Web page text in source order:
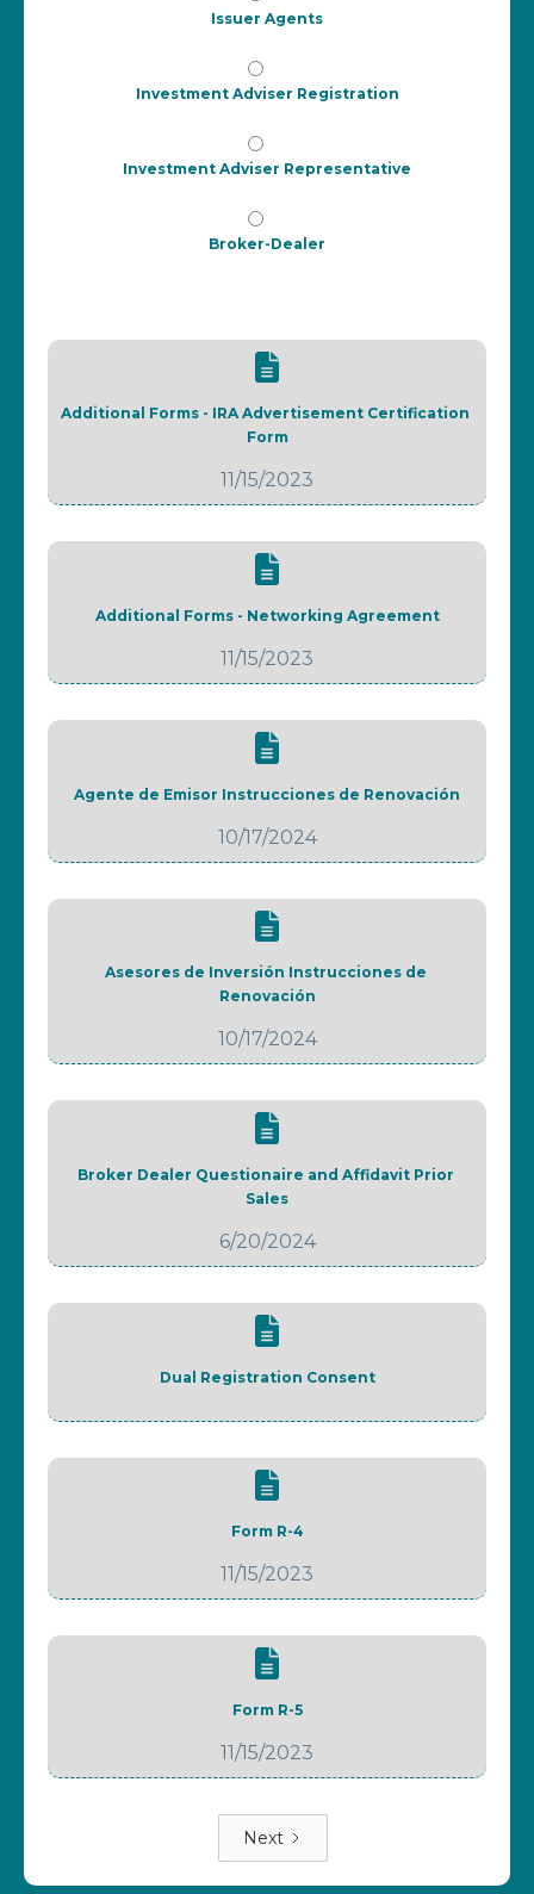
Issuer Agents
Investment Adviser Registration
Investment Adviser Representative
Broker-Dealer
Additional Forms - IRA Advertisement Certification
Form
11/15/2023
Additional Forms - Networking Agreement
11/15/2023
Agente de Emisor Instrucciones de Renovación
10/17/2024
Asesores de Inversión Instrucciones de
Renovación
10/17/2024
Broker Dealer Questionaire and Affidavit Prior
Sales
6/20/2024
Dual Registration Consent
Form R-4
11/15/2023
Form R-5
11/15/2023
Next